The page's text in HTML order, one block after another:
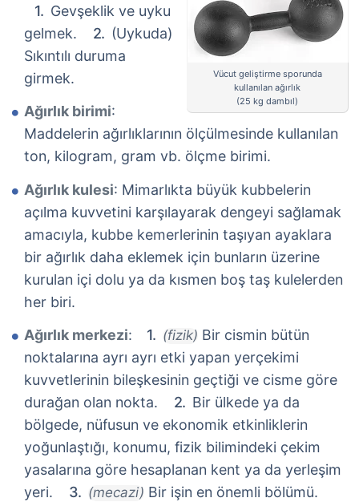
Vücut geliştirme sporunda
kullanılan ağırlık
(25 kg dambıl)
Gevşeklik ve uyku
gelmek.
(Uykuda)
Sıkıntılı duruma
girmek.
Ağırlık birimi:
Maddelerin ağırlıklarının ölçülmesinde kullanılan
ton, kilogram, gram vb. ölçme birimi.
Ağırlık kulesi: Mimarlıkta büyük kubbelerin
açılma kuvvetini karşılayarak dengeyi sağlamak
amacıyla, kubbe kemerlerinin taşıyan ayaklara
bir ağırlık daha eklemek için bunların üzerine
kurulan içi dolu ya da kısmen boş taş kulelerden
her biri.
Ağırlık merkezi: (fizik) Bir cismin bütün
noktalarına ayrı ayrı etki yapan yerçekimi
kuvvetlerinin bileşkesinin geçtiği ve cisme göre
durağan olan nokta.
Bir ülkede ya da
bölgede, nüfusun ve ekonomik etkinliklerin
yoğunlaştığı, konumu, fizik bilimindeki çekim
yasalarına göre hesaplanan kent ya da yerleşim
yeri.
(mecazi) Bir işin en önemli bölümü.